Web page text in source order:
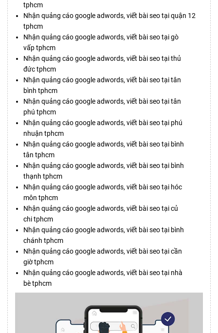
tphcm
Nhận quảng cáo google adwords, viết bài seo tại quận 12
tphcm
Nhận quảng cáo google adwords, viết bài seo tại gò
vấp tphcm
Nhận quảng cáo google adwords, viết bài seo tại thủ
đức tphcm
Nhận quảng cáo google adwords, viết bài seo tại tân
bình tphcm
Nhận quảng cáo google adwords, viết bài seo tại tân
phú tphcm
Nhận quảng cáo google adwords, viết bài seo tại phú
nhuận tphcm
Nhận quảng cáo google adwords, viết bài seo tại bình
tân tphcm
Nhận quảng cáo google adwords, viết bài seo tại bình
thạnh tphcm
Nhận quảng cáo google adwords, viết bài seo tại hóc
môn tphcm
Nhận quảng cáo google adwords, viết bài seo tại củ
chi tphcm
Nhận quảng cáo google adwords, viết bài seo tại bình
chánh tphcm
Nhận quảng cáo google adwords, viết bài seo tại cần
giờ tphcm
Nhận quảng cáo google adwords, viết bài seo tại nhà
bè tphcm